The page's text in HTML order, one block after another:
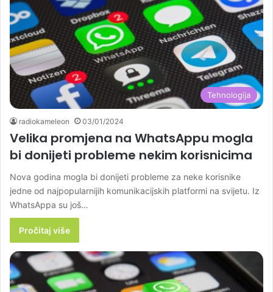
Tehnologija
radiokameleon 03/01/2024
Velika promjena na WhatsAppu mogla
bi donijeti probleme nekim korisnicima
Nova godina mogla bi donijeti probleme za neke korisnike
jedne od najpopularnijih komunikacijskih platformi na svijetu. Iz
WhatsAppa su još…
Pročitaj više